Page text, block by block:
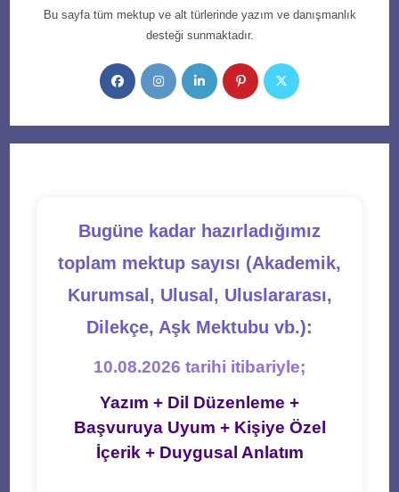
Bu sayfa tüm mektup ve alt türlerinde yazım ve danışmanlık
desteği sunmaktadır.
Opens
in
new
Opens
in
new
Opens
in
new
Opens
in
new
Opens
new
Bugüne kadar hazırladığımız
toplam mektup sayısı (Akademik,
Kurumsal, Ulusal, Uluslararası,
Dilekçe, Aşk Mektubu vb.):
10.08.2026 tarihi itibariyle;
Yazım + Dil Düzenleme +
Başvuruya Uyum + Kişiye Özel
İçerik + Duygusal Anlatım